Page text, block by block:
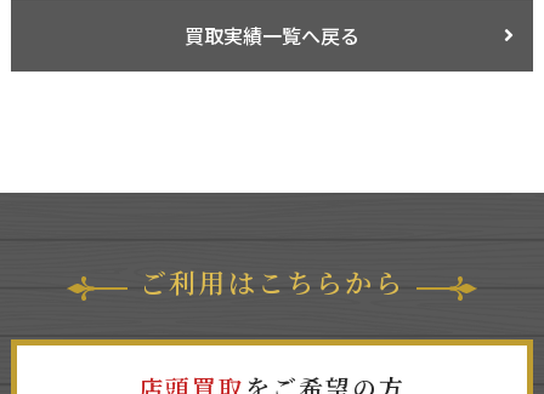
買取実績一覧へ戻る
ご利用はこちらから